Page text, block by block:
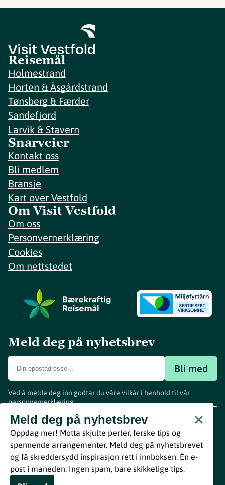
Reisemål
Holmestrand
Horten & Åsgårdstrand
Tønsberg & Færder
Sandefjord
Larvik & Stavern
Snarveier
Kontakt oss
Bli medlem
Bransje
Kart over Vestfold
Om Visit Vestfold
Om oss
Personvernerklæring
Cookies
Om nettstedet
Meld deg på nyhetsbrev
Bli med
Ved å melde deg inn godtar du våre vilkår i henhold til vår
personvernerklæring.
Meld deg på nyhetsbrev
Oppdag mer! Motta skjulte perler, ferske tips og
spennende arrangementer. Meld deg på nyhetsbrevet
og få skreddersydd inspirasjon rett i innboksen. Én e-
post i måneden. Ingen spam, bare skikkelige tips.
www.visitvestfold.com
Turistinformasjon
Vestfold Fylkeskommune
ByBreakfast